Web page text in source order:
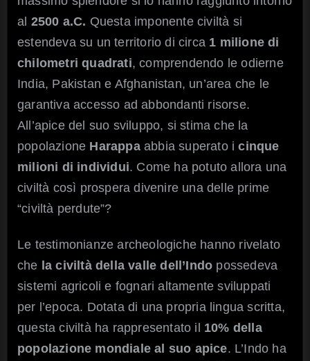
al 2500 a.C. Questa imponente civiltà si
estendeva su un territorio di circa 1 milione di
chilometri quadrati, comprendendo le odierne
India, Pakistan e Afghanistan, un’area che le
garantiva accesso ad abbondanti risorse.
All’apice del suo sviluppo, si stima che la
popolazione Harappaabbia superato icinque
milioni di individui. Come ha potuto allora una
civiltà così prospera divenire una delle prime
“civiltà perdute”?
Le testimonianze archeologiche hanno rivelato
che la civiltà della valle dell’Indo possedeva
sistemi agricoli e fognari altamente sviluppati
per l’epoca. Dotata di una propria lingua scritta,
questa civiltà ha rappresentato il 10% della
popolazione mondiale al suo apice. L’Indo ha